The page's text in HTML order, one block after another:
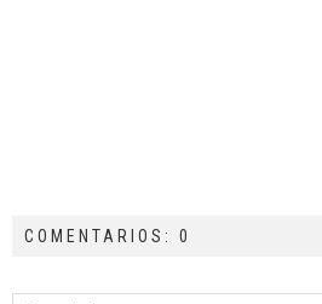
COMENTARIOS: 0